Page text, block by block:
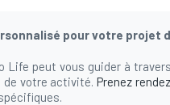
pour votre projet
Life peut vous guider à
de votre activité. Prenez